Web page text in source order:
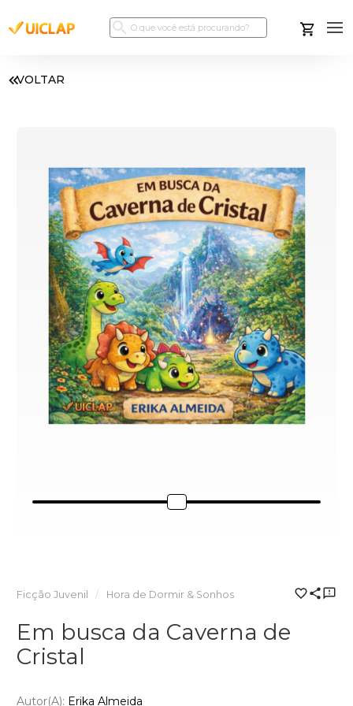
VOLTAR
Ficção Juvenil Hora de Dormir & Sonhos
Em busca da Caverna de
Cristal
Autor(a): Erika Almeida